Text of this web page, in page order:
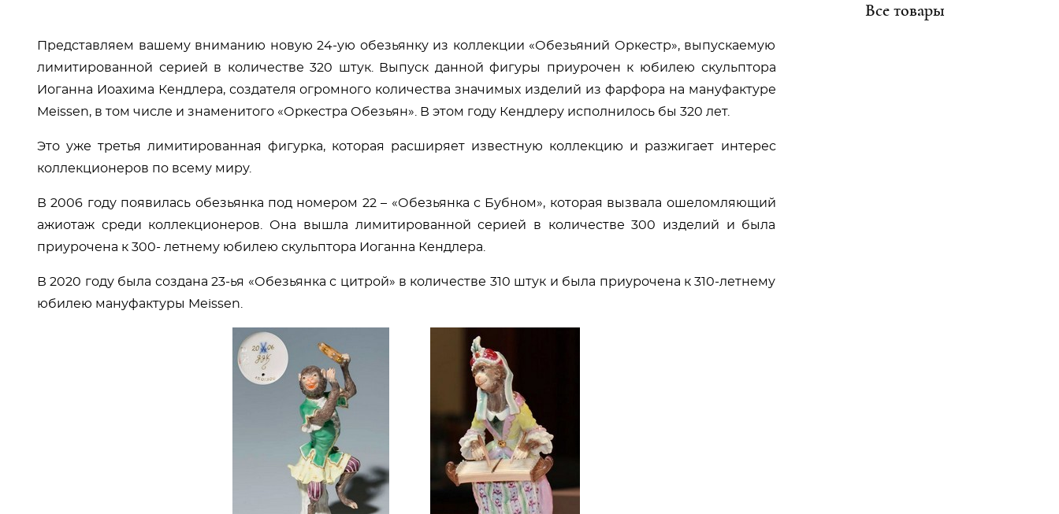
Представляем вашему вниманию новую 24-ую обезьянку из коллекции «Обезьяний Оркестр», выпускаемую
лимитированной серией в количестве 320 штук. Выпуск данной фигуры приурочен к юбилею скульптора
Иоганна Иоахима Кендлера, создателя огромного количества значимых изделий из фарфора на мануфактуре
Meissen, в том числе и знаменитого «Оркестра Обезьян». В этом году Кендлеру исполнилось бы 320 лет.
Это уже третья лимитированная фигурка, которая расширяет известную коллекцию и разжигает интерес
коллекционеров по всему миру.
В 2006 году появилась обезьянка под номером 22 – «Обезьянка с Бубном», которая вызвала ошеломляющий
ажиотаж среди коллекционеров. Она вышла лимитированной серией в количестве 300 изделий и была
приурочена к 300- летнему юбилею скульптора Иоганна Кендлера.
В 2020 году была создана 23-ья «Обезьянка с цитрой» в количестве 310 штук и была приурочена к 310-летнему
юбилею мануфактуры Meissen.
Все товары